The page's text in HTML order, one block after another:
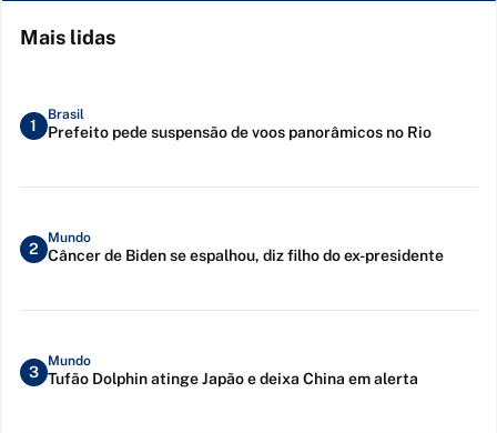
Mais lidas
1
Brasil
Prefeito pede suspensão de voos panorâmicos no Rio
2
Mundo
Câncer de Biden se espalhou, diz filho do ex-presidente
3
Mundo
Tufão Dolphin atinge Japão e deixa China em alerta